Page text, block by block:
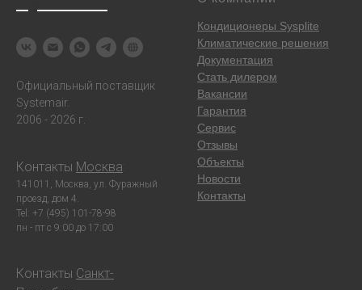
Официальный поставщик
Systemair.
2006 - 2026 г.
Контакты Москва
141011, Москва, ул. Фуражный
проезд, дом 4.
Tel: +7 (495) 101-78-98
пн - пт с 9:00 до 17:00
Контакты Санкт-
Кондиционеры Sysplite
Климатические решения
Документация
Стать дилером
Вакансии
Гарантия
Сервис
Отзывы
Объекты
Новости
Контакты